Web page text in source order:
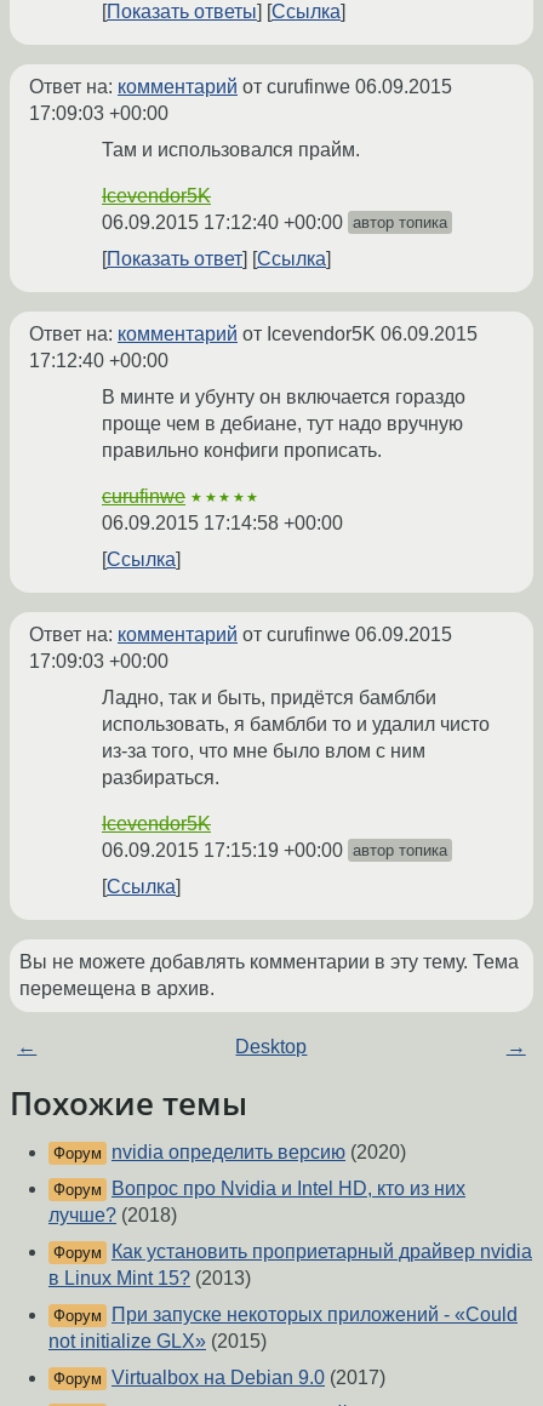
Показать ответы
Ссылка
Ответ на: комментарий от curufinwe 06.09.2015
17:09:03 +00:00
Там и использовался прайм.
Icevendor5K
06.09.2015 17:12:40 +00:00 автор топика
Показать ответ Ссылка
Ответ на: комментарий от Icevendor5K 06.09.2015
17:12:40 +00:00
В минте и убунту он включается гораздо
проще чем в дебиане, тут надо вручную
правильно конфиги прописать.
curufinwe ★★★★★
06.09.2015 17:14:58 +00:00
Ссылка
Ответ на: комментарий от curufinwe 06.09.2015
17:09:03 +00:00
Ладно, так и быть, придётся бамблби
использовать, я бамблби то и удалил чисто
из-за того, что мне было влом с ним
разбираться.
Icevendor5K
06.09.2015 17:15:19 +00:00 автор топика
Ссылка
Вы не можете добавлять комментарии в эту тему. Тема
перемещена в архив.
← Desktop →
Похожие темы
Форум nvidia определить версию (2020)
Форум
Вопрос про Nvidia и Intel HD, кто из них
лучше? (2018)
Форум
Как установить проприетарный драйвер nvidia
в Linux Mint 15? (2013)
Форум
При запуске некоторых приложений - «Could
not initialize GLX» (2015)
Форум Virtualbox на Debian 9.0 (2017)